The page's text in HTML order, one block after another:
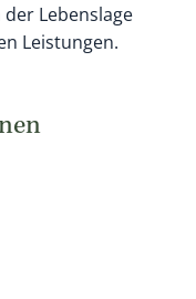
Lebenslage
Leistungen.